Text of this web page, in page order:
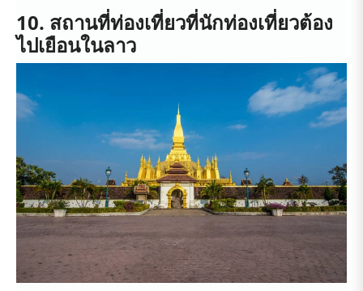
10. สถานที่ท่องเที่ยวที่นักท่องเที่ยวต้อง
ไปเยือนในลาว